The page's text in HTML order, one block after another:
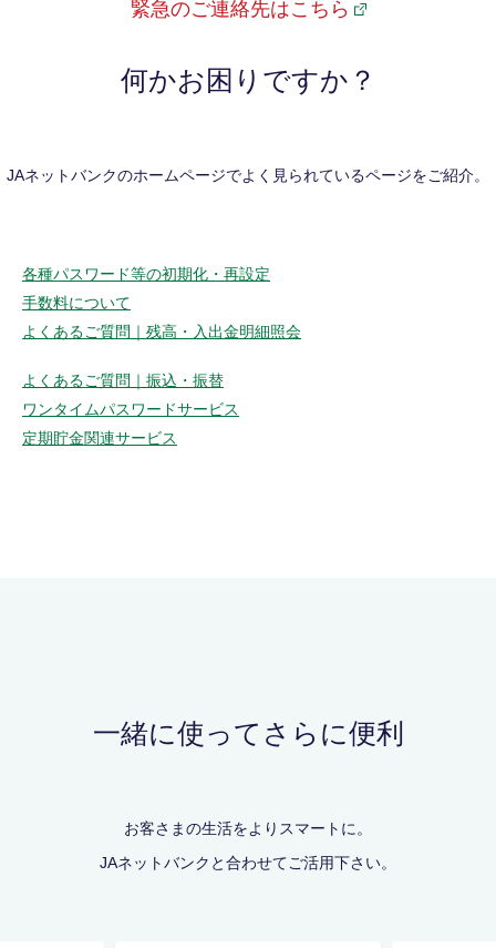
緊急のご連絡先はこちら
何かお困りですか？
JAネットバンクのホームページでよく見られているページをご紹介。
各種パスワード等の初期化・再設定
手数料について
よくあるご質問｜残高・入出金明細照会
よくあるご質問｜振込・振替
ワンタイムパスワードサービス
定期貯金関連サービス
一緒に使ってさらに便利
お客さまの生活をよりスマートに。
JAネットバンクと合わせてご活用下さい。